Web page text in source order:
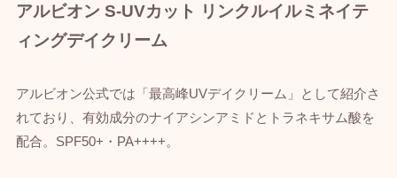
アルビオン S-UVカット リンクルイルミネイテ
ィングデイクリーム
アルビオン公式では「最高峰UVデイクリーム」として紹介さ
れており、有効成分のナイアシンアミドとトラネキサム酸を
配合。SPF50+・PA++++。